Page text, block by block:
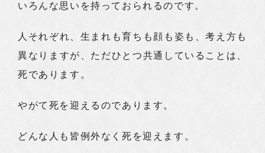
いろんな思いを持っておられるのです。
人それぞれ、生まれも育ちも顔も姿も、考え方も
異なりますが、ただひとつ共通していることは、
死であります。
やがて死を迎えるのであります。
どんな人も皆例外なく死を迎えます。